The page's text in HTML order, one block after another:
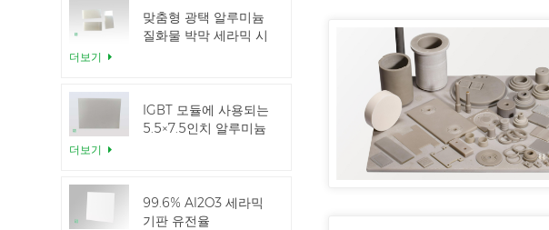
맞춤형 광택 알루미늄
질화물 박막 세라믹 시
더보기
IGBT 모듈에 사용되는
5.5×7.5인치 알루미늄
더보기
99.6% Al2O3 세라믹
기판 유전율